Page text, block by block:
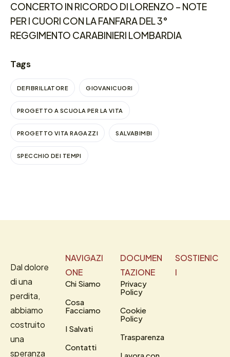
CONCERTO IN RICORDO DI LORENZO – NOTE
PER I CUORI CON LA FANFARA DEL 3°
REGGIMENTO CARABINIERI LOMBARDIA
Tags
DEFIBRILLATORE GIOVANICUORI
PROGETTO A SCUOLA PER LA VITA
PROGETTO VITA RAGAZZI SALVABIMBI
SPECCHIO DEI TEMPI
Dal dolore
di una
perdita,
abbiamo
costruito
una
speranza
NAVIGAZI
ONE
Chi Siamo
Cosa
Facciamo
I Salvati
Contatti
DOCUMEN
TAZIONE
Privacy
Policy
Cookie
Policy
Trasparenza
SOSTIENIC
I